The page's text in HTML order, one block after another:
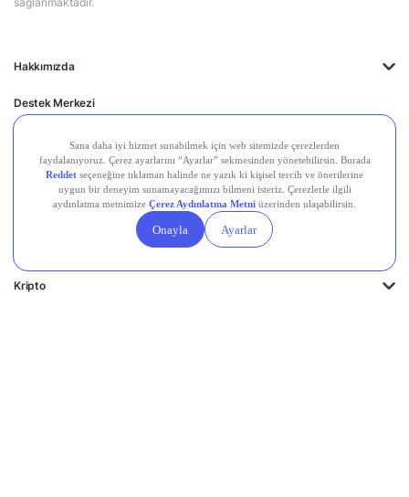
Hakkımızda
Destek Merkezi
Midas'ın Kulakları
Midas Akademi
Borsa Terimleri
Kripto